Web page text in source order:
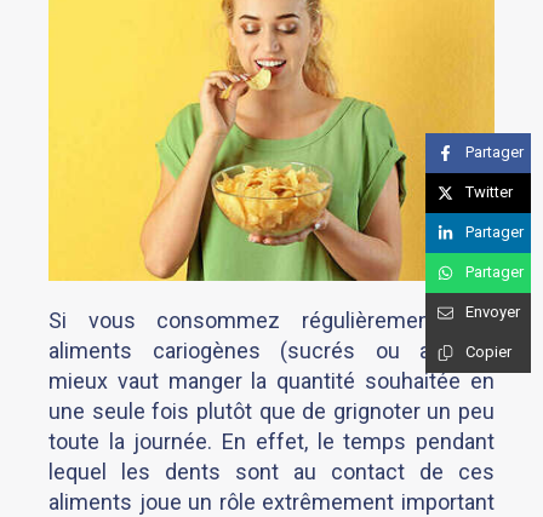
Si vous consommez régulièrement des
aliments cariogènes (sucrés ou acides),
mieux vaut manger la quantité souhaitée en
une seule fois plutôt que de grignoter un peu
toute la journée. En effet, le temps pendant
lequel les dents sont au contact de ces
aliments joue un rôle extrêmement important
Partager
Twitter
Partager
Partager
Envoyer
Copier